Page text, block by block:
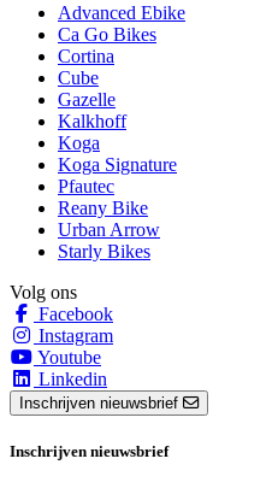
Advanced Ebike
Ca Go Bikes
Cortina
Cube
Gazelle
Kalkhoff
Koga
Koga Signature
Pfautec
Reany Bike
Urban Arrow
Starly Bikes
Volg ons
Facebook
Instagram
Youtube
Linkedin
Inschrijven nieuwsbrief
Inschrijven nieuwsbrief